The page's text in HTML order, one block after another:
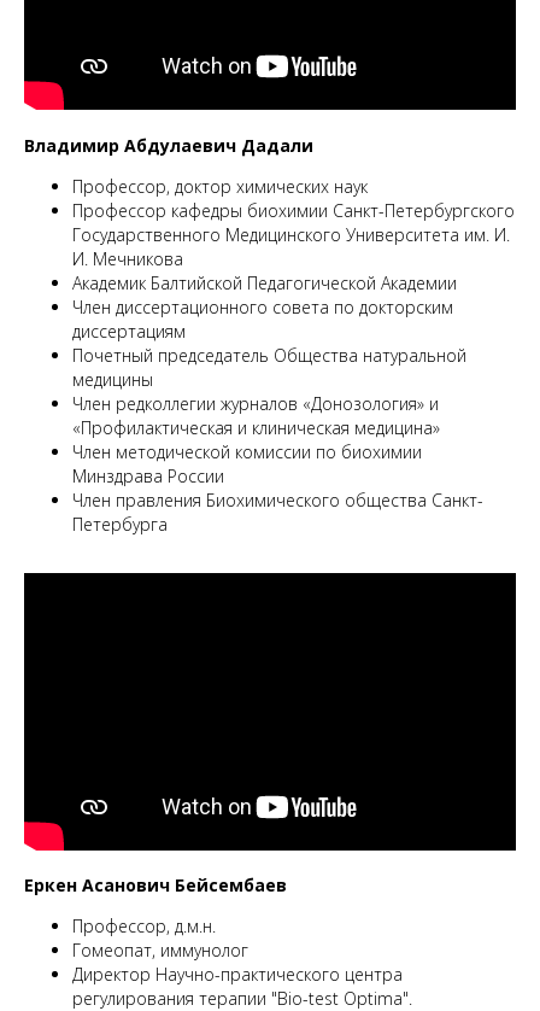
Владимир Абдулаевич Дадали
Профессор, доктор химических наук
Профессор кафедры биохимии Санкт-Петербургского
Государственного Медицинского Университета им. И.
И. Мечникова
Академик Балтийской Педагогической Академии
Член диссертационного совета по докторским
диссертациям
Почетный председатель Общества натуральной
медицины
Член редколлегии журналов «Донозология» и
«Профилактическая и клиническая медицина»
Член методической комиссии по биохимии
Минздрава России
Член правления Биохимического общества Санкт-
Петербурга
Еркен Асанович Бейсембаев
Профессор, д.м.н.
Гомеопат, иммунолог
Директор Научно-практического центра
регулирования терапии "Bio-test Optima".